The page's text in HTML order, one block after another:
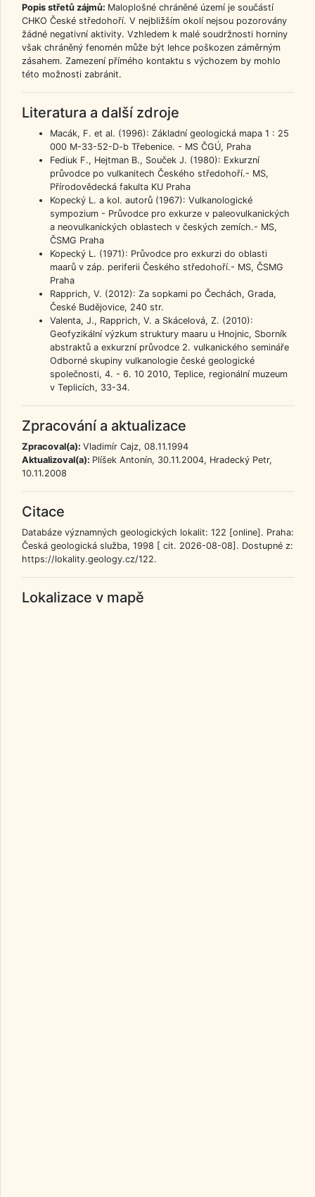
Popis střetů zájmů: Maloplošné chráněné území je součástí
CHKO České středohoří. V nejbližším okolí nejsou pozorovány
žádné negativní aktivity. Vzhledem k malé soudržnosti horniny
však chráněný fenomén může být lehce poškozen záměrným
zásahem. Zamezení přímého kontaktu s výchozem by mohlo
této možnosti zabránit.
Literatura a další zdroje
Macák, F. et al. (1996): Základní geologická mapa 1 : 25
000 M-33-52-D-b Třebenice. - MS ČGÚ, Praha
Fediuk F., Hejtman B., Souček J. (1980): Exkurzní
průvodce po vulkanitech Českého středohoří.- MS,
Přírodovědecká fakulta KU Praha
Kopecký L. a kol. autorů (1967): Vulkanologické
sympozium - Průvodce pro exkurze v paleovulkanických
a neovulkanických oblastech v českých zemích.- MS,
ČSMG Praha
Kopecký L. (1971): Průvodce pro exkurzi do oblasti
maarů v záp. periferii Českého středohoří.- MS, ČSMG
Praha
Rapprich, V. (2012): Za sopkami po Čechách, Grada,
České Budějovice, 240 str.
Valenta, J., Rapprich, V. a Skácelová, Z. (2010):
Geofyzikální výzkum struktury maaru u Hnojnic, Sborník
abstraktů a exkurzní průvodce 2. vulkanického semináře
Odborné skupiny vulkanologie české geologické
společnosti, 4. - 6. 10 2010, Teplice, regionální muzeum
v Teplicích, 33-34.
Zpracování a aktualizace
Zpracoval(a): Vladimír Cajz, 08.11.1994
Aktualizoval(a): Plíšek Antonín, 30.11.2004, Hradecký Petr,
10.11.2008
Citace
Databáze významných geologických lokalit: 122 [online]. Praha:
Česká geologická služba, 1998 [ cit. 2026-08-08]. Dostupné z:
https://lokality.geology.cz/122.
Lokalizace v mapě